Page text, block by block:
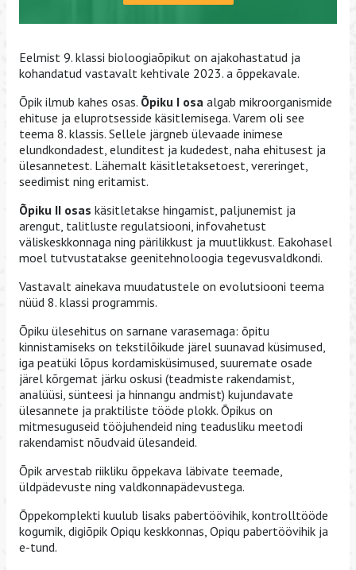
Eelmist 9. klassi bioloogiaõpikut on ajakohastatud ja
kohandatud vastavalt kehtivale 2023. a õppekavale.
Õpik ilmub kahes osas. Õpiku I osa algab mikroorganismide
ehituse ja eluprotsesside käsitlemisega. Varem oli see
teema 8. klassis. Sellele järgneb ülevaade inimese
elundkondadest, elunditest ja kudedest, naha ehitusest ja
ülesannetest. Lähemalt käsitletaksetoest, vereringet,
seedimist ning eritamist.
Õpiku II osas käsitletakse hingamist, paljunemist ja
arengut, talitluste regulatsiooni, infovahetust
väliskeskkonnaga ning pärilikkust ja muutlikkust. Eakohasel
moel tutvustatakse geenitehnoloogia tegevusvaldkondi.
Vastavalt ainekava muudatustele on evolutsiooni teema
nüüd 8. klassi programmis.
Õpiku ülesehitus on sarnane varasemaga: õpitu
kinnistamiseks on tekstilõikude järel suunavad küsimused,
iga peatüki lõpus kordamisküsimused, suuremate osade
järel kõrgemat järku oskusi (teadmiste rakendamist,
analüüsi, sünteesi ja hinnangu andmist) kujundavate
ülesannete ja praktiliste tööde plokk. Õpikus on
mitmesuguseid tööjuhendeid ning teadusliku meetodi
rakendamist nõudvaid ülesandeid.
Õpik arvestab riikliku õppekava läbivate teemade,
üldpädevuste ning valdkonnapädevustega.
Õppekomplekti kuulub lisaks pabertöövihik, kontrolltööde
kogumik, digiõpik Opiqu keskkonnas, Opiqu pabertöövihik ja
e-tund.